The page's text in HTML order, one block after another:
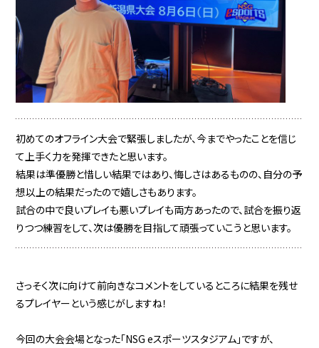
初めてのオフライン大会で緊張しましたが、今までやったことを信じ
て上手く力を発揮できたと思います。
結果は準優勝と惜しい結果ではあり、悔しさはあるものの、自分の予
想以上の結果だったので嬉しさもあります。
試合の中で良いプレイも悪いプレイも両方あったので、試合を振り返
りつつ練習をして、次は優勝を目指して頑張っていこうと思います。
さっそく次に向けて前向きなコメントをしているところに結果を残せ
るプレイヤーという感じがしますね！
今回の大会会場となった「NSG eスポーツスタジアム」ですが、